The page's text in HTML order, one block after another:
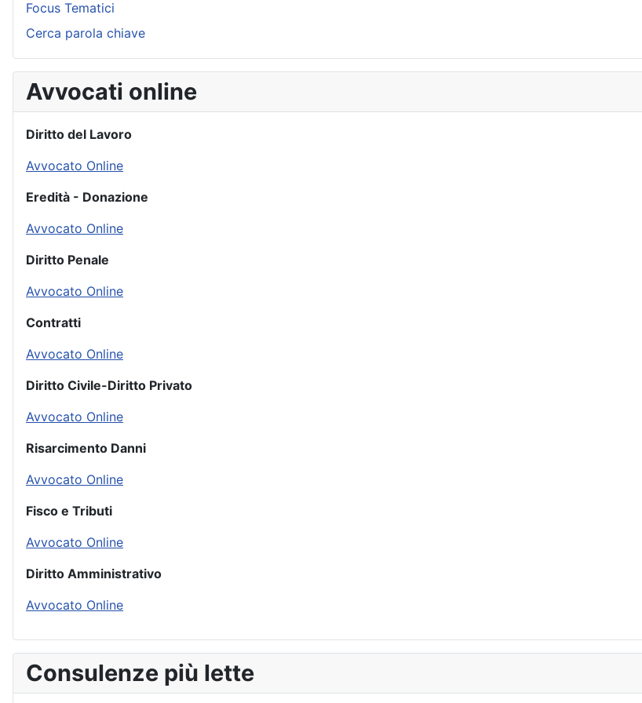
Focus Tematici
Cerca parola chiave
Avvocati online
Diritto del Lavoro
Avvocato Online
Eredità - Donazione
Avvocato Online
Diritto Penale
Avvocato Online
Contratti
Avvocato Online
Diritto Civile-Diritto Privato
Avvocato Online
Risarcimento Danni
Avvocato Online
Fisco e Tributi
Avvocato Online
Diritto Amministrativo
Avvocato Online
Consulenze più lette